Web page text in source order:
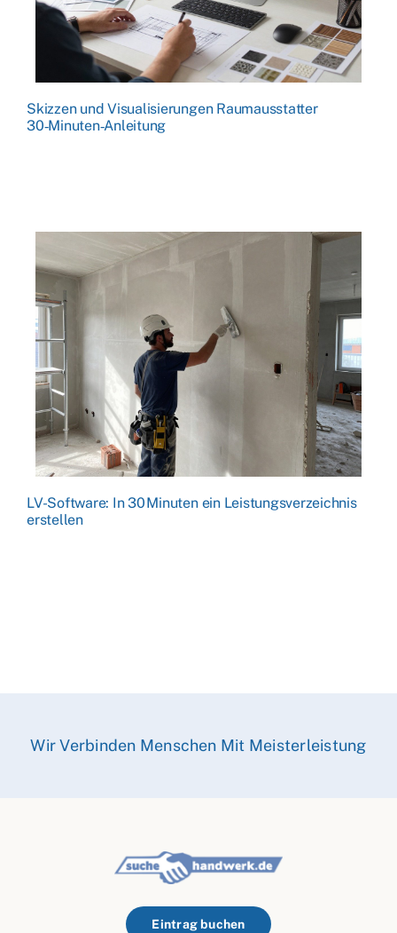
Skizzen und Visualisierungen Raumausstatter
30‑Minuten‑Anleitung
LV-Software: In 30 Minuten ein Leistungsverzeichnis
erstellen
Wir Verbinden Menschen Mit Meisterleistung
Eintrag buchen